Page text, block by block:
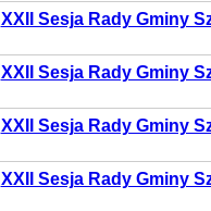
XXII Sesja Rady Gminy
XXII Sesja Rady Gminy
XXII Sesja Rady Gminy
XXII Sesja Rady Gminy